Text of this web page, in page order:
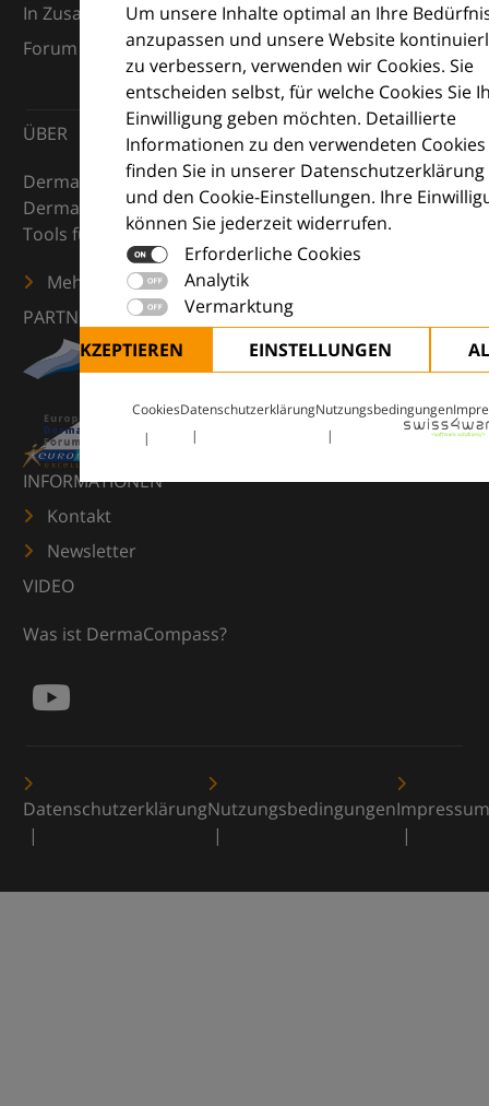
Um unsere Inhalte optimal an Ihre
anzupassen und unsere Website
zu verbessern, verwenden wir Cookies. Sie
entscheiden selbst, für welche Cookies Sie
Einwilligung geben möchten. Detaillierte
Informationen zu den verwendeten Cookies
finden Sie in unserer Datenschutzerklärung
und den Cookie-Einstellungen. Ihre
können Sie jederzeit widerrufen.
Erforderliche Cookies
Analytik
Vermarktung
ALLE AKZEPTIEREN
EINSTELLUNGEN
CookiesDatenschutzerklärungNutzungsbedingungen
In Zusammenarbeit mit dem European Dermatology
Forum (EDF) und Euroderm Excellence
ÜBER
DermaCompass ist Ihr digitaler Kompass für die
Dermatologie – mit Wissen, Bildern und praktischen
Tools für den klinischen Alltag.
Mehr erfahren
PARTNER
INFORMATIONEN
Kontakt
Newsletter
VIDEO
Was ist DermaCompass?
DatenschutzerklärungNutzungsbedingungenImpressum